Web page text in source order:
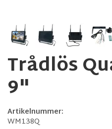
Trådlös
9"
Artikelnummer:
WM138Q